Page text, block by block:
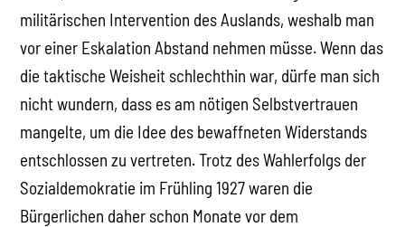
militärischen Intervention des Auslands, weshalb man
vor einer Eskalation Abstand nehmen müsse. Wenn das
die taktische Weisheit schlechthin war, dürfe man sich
nicht wundern, dass es am nötigen Selbstvertrauen
mangelte, um die Idee des bewaffneten Widerstands
entschlossen zu vertreten. Trotz des Wahlerfolgs der
Sozialdemokratie im Frühling 1927 waren die
Bürgerlichen daher schon Monate vor dem